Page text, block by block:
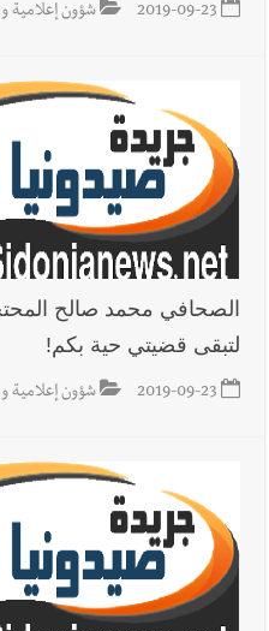
العالم العربي
يبقى الشعب الفلسطيني يعيش
المعاناة التي تمزق القلوب
2019-09-23 شؤون إعلامية
الصحافي محمد صالح
لتبقى قضيتي حية بكم!
2019-09-23 شؤون إعلامية